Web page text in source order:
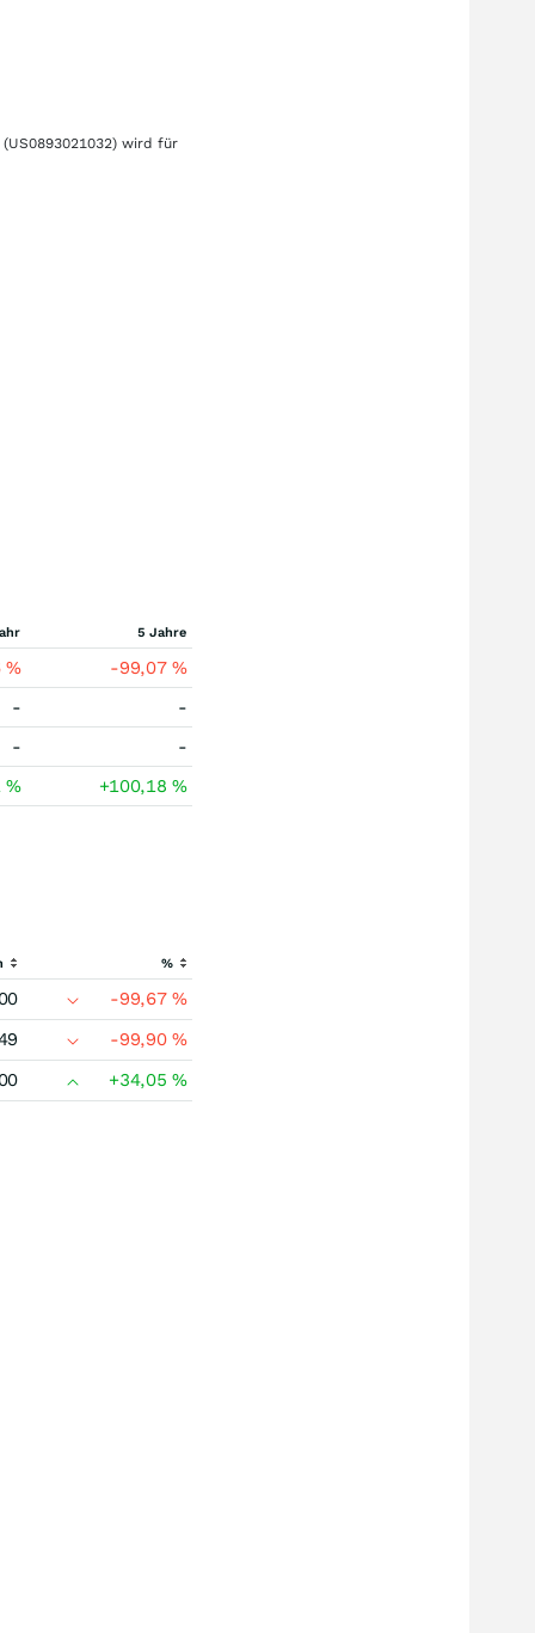
(US0893021032) wird für
5 Jahre
% -99,07%
-
-
-
-
% +100,18%
%
-99,67%
-99,90%
+34,05%